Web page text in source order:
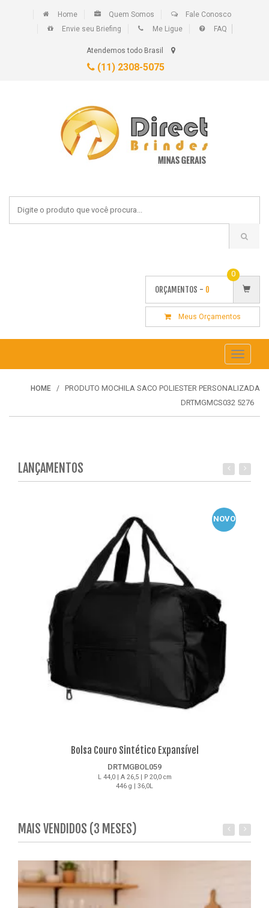
Home Quem Somos
Fale Conosco
Envie seu Briefing
Me Ligue FAQ
Atendemos todo Brasil
(11) 2308-5075
ORÇAMENTOS - 0
0
Meus Orçamentos
Toggle
HOME
PRODUTO MOCHILA SACO POLIESTER PERSONALIZADA
DRTMGMCS032 5276
LANÇAMENTOS
NOVO
Bolsa Couro Sintético Expansível
DRTMGBOL059
L 44,0 | A 26,5 | P 20,0 cm
446 g | 36,0L
MAIS VENDIDOS (3 MESES)